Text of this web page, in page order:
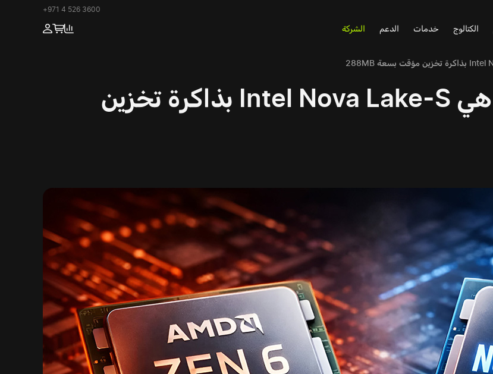
+971 4 526 3600
الكتالوج خدمات الدعم الشركة
معمارية AMD Zen 6 تضاهي Intel Nova Lake-S بذاكرة تخزين